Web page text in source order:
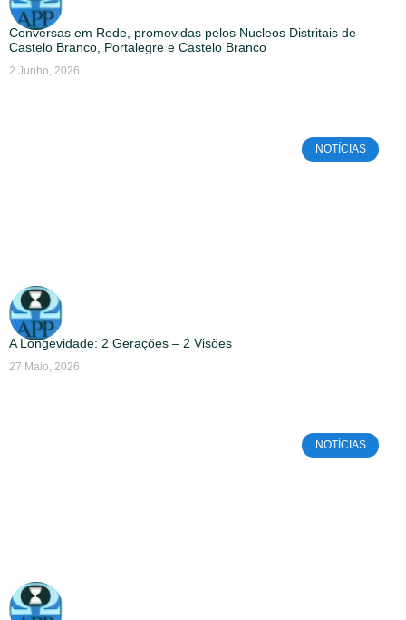
Conversas em Rede, promovidas pelos Nucleos Distritais de
Castelo Branco, Portalegre e Castelo Branco
2 Junho, 2026
NOTÍCIAS
A Longevidade: 2 Gerações – 2 Visões
27 Maio, 2026
NOTÍCIAS